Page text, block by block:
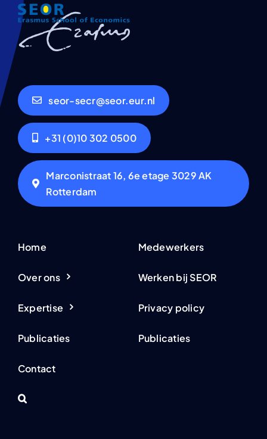
seor-secr@seor.eur.nl
+31 (0)10 302 0500
Marconistraat 16, 6e etage 3029 AK
Rotterdam
Home
Over ons
Expertise
Publicaties
Contact
Medewerkers
Werken bij SEOR
Privacy policy
Publicaties